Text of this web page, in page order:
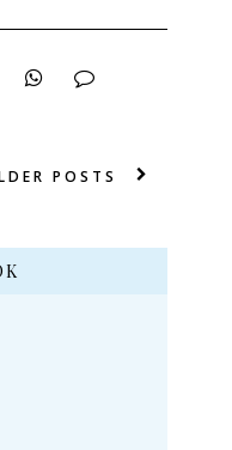
POSTS